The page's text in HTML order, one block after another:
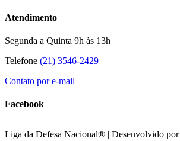
Atendimento
Segunda a Quinta 9h às 13h
Telefone (21) 3546-2429
Contato por e-mail
Facebook
Liga da Defesa Nacional® | Desenvolvido por